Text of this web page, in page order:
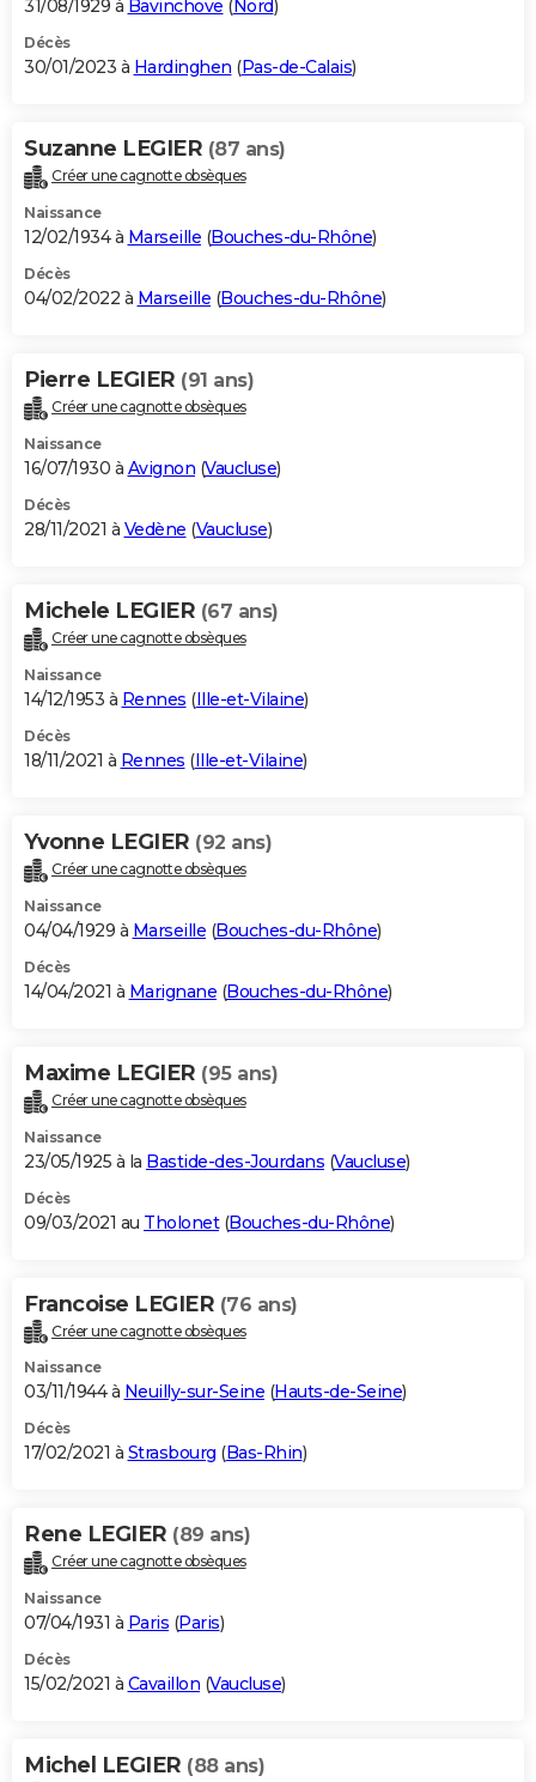
31/08/1929 à Bavinchove ( Nord)
Décès
30/01/2023 à Hardinghen (Pas-de-Calais)
Suzanne LEGIER (87 ans)
Créer une cagnotte obsèques
Naissance
12/02/1934 à Marseille (Bouches-du-Rhône)
Décès
04/02/2022 à Marseille (Bouches-du-Rhône)
Pierre LEGIER (91 ans)
Créer une cagnotte obsèques
Naissance
16/07/1930 à Avignon (Vaucluse)
Décès
28/11/2021 à Vedène (Vaucluse)
Michele LEGIER (67 ans)
Créer une cagnotte obsèques
Naissance
14/12/1953 à Rennes (Ille-et-Vilaine)
Décès
18/11/2021 à Rennes (Ille-et-Vilaine)
Yvonne LEGIER (92 ans)
Créer une cagnotte obsèques
Naissance
04/04/1929 à Marseille (Bouches-du-Rhône)
Décès
14/04/2021 à Marignane (Bouches-du-Rhône)
Maxime LEGIER (95 ans)
Créer une cagnotte obsèques
Naissance
23/05/1925 à la Bastide-des-Jourdans (Vaucluse)
Décès
09/03/2021 au Tholonet(Bouches-du-Rhône)
Francoise LEGIER (76 ans)
Créer une cagnotte obsèques
Naissance
03/11/1944 à Neuilly-sur-Seine (Hauts-de-Seine)
Décès
17/02/2021 à Strasbourg (Bas-Rhin)
Rene LEGIER (89 ans)
Créer une cagnotte obsèques
Naissance
07/04/1931 à Paris (Paris)
Décès
15/02/2021 à Cavaillon (Vaucluse)
Michel LEGIER (88 ans)